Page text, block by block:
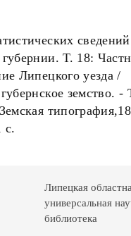
Т. 18:
Липецкого уезда /
земство. -
с.
Липецкая
универсальная
библиотека